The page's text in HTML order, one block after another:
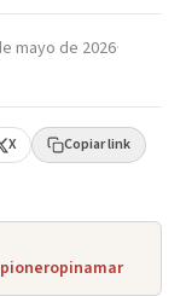
mayo de 2026·
X Copiar link